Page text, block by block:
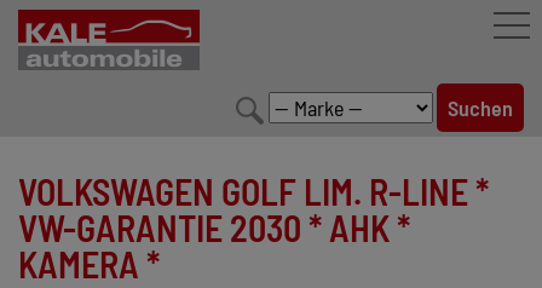
LEISTUNGEN
KONFIGURATOR
VOLKSWAGEN GOLF LIM. R-LINE *
VW-GARANTIE 2030 * AHK *
KAMERA *